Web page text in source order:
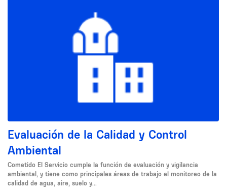
Evaluación de la Calidad y Control
Ambiental
Cometido El Servicio cumple la función de evaluación y vigilancia
ambiental, y tiene como principales áreas de trabajo el monitoreo de la
calidad de agua, aire, suelo y...